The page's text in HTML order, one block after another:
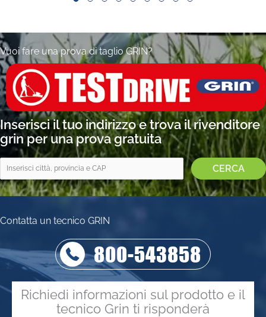
Vuoi fare una prova di taglio GRIN?
Inserisci il tuo indirizzo e trova il rivenditore
grin per una prova gratuita
Contatta un tecnico GRIN
800-543858
Richiedi informazioni sul prodotto e il
tecnico Grin ti risponderà